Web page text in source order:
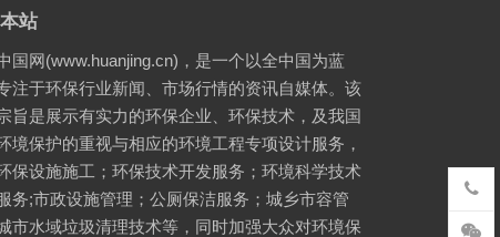
站
国网(www.huanjing.cn)，是一个以全中国为蓝
注于环保行业新闻、市场行情的资讯自媒体。该
旨是展示有实力的环保企业、环保技术，及我国
境保护的重视与相应的环境工程专项设计服务，
保设施施工；环保技术开发服务；环境科学技术
务;市政设施管理；公厕保洁服务；城乡市容管
市水域垃圾清理技术等，同时加强大众对环境保